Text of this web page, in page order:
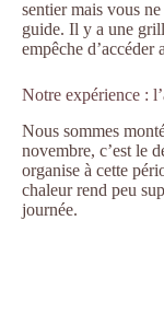
sentier mais vous
guide. Il y a une
empêche d’accéder
Notre expérience :
Nous sommes
novembre, c’est le
organise à cette
chaleur rend peu
journée.